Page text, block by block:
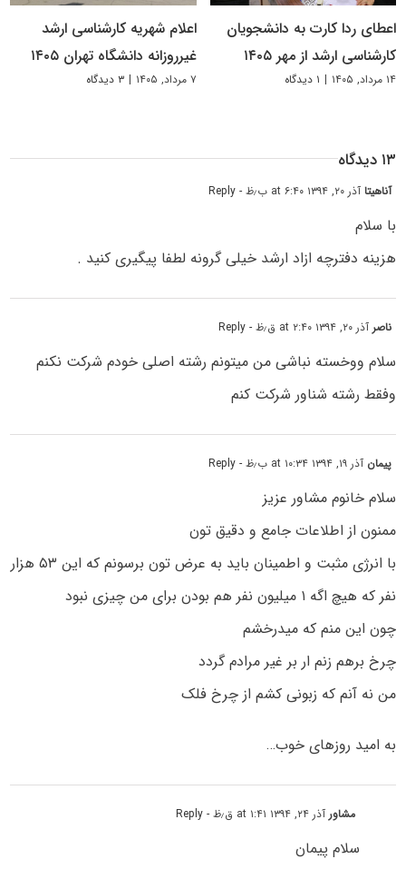
اعطای ردا کارت به دانشجویان
کارشناسی ارشد از مهر ۱۴۰۵
۱۴ مرداد, ۱۴۰۵ | ۱ دیدگاه
اعلام شهریه کارشناسی ارشد
غیرروزانه دانشگاه تهران ۱۴۰۵
۷ مرداد, ۱۴۰۵ | ۳ دیدگاه
۱۳ دیدگاه
آناهیتاآذر ۲۰, ۱۳۹۴ at ۶:۴۰ ب٫ظ - Reply
با سلام
هزینه دفترچه ازاد ارشد خیلی گرونه لطفا پیگیری کنید .
ناصرآذر ۲۰, ۱۳۹۴ at ۲:۴۰ ق٫ظ - Reply
سلام ووخسته نباشی من میتونم رشته اصلی خودم شرکت نکنم
وفقط رشته شناور شرکت کنم
پیمان آذر ۱۹, ۱۳۹۴ at ۱۰:۳۴ ب٫ظ - Reply
سلام خانوم مشاور عزیز
ممنون از اطلاعات جامع و دقیق تون
با انرژی مثبت و اطمینان باید به عرض تون برسونم که این ۵۳ هزار
نفر که هیچ اگه ۱ میلیون نفر هم بودن برای من چیزی نبود
چون این منم که میدرخشم
چرخ برهم زنم ار بر غیر مرادم گردد
من نه آنم که زبونی کشم از چرخ فلک
به امید روزهای خوب…
مشاورآذر ۲۴, ۱۳۹۴ at ۱:۴۱ ق٫ظ - Reply
سلام پیمان